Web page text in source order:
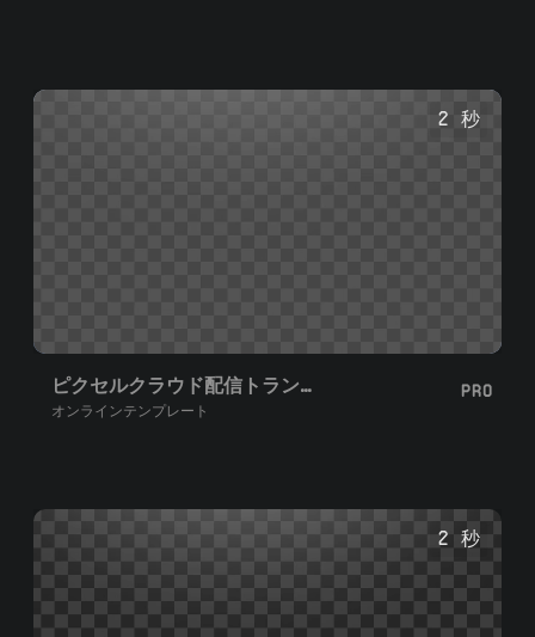
2 秒
ピクセルクラウド配信トランジション
オンラインテンプレート
PRO
2 秒